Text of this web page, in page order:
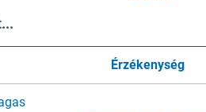
...
Érzékenység